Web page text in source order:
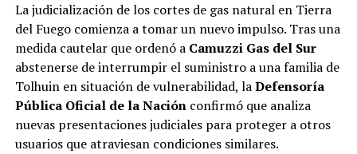
La judicialización de los cortes de gas natural en Tierra
del Fuego comienza a tomar un nuevo impulso. Tras una
medida cautelar que ordenó a Camuzzi Gas del Sur
abstenerse de interrumpir el suministro a una familia de
Tolhuin en situación de vulnerabilidad, laDefensoría
Pública Oficial de la Naciónconfirmó que analiza
nuevas presentaciones judiciales para proteger a otros
usuarios que atraviesan condiciones similares.